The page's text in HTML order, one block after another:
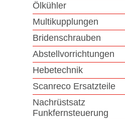
Ölkühler
Multikupplungen
Bridenschrauben
Abstellvorrichtungen
Hebetechnik
Scanreco Ersatzteile
Nachrüstsatz
Funkfernsteuerung